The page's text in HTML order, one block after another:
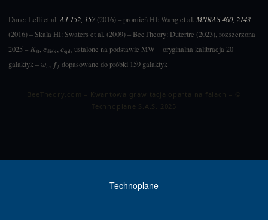
Dane: Lelli et al.AJ 152, 157(2016) – promień HI: Wang et al. MNRAS 460, 2143
(2016) – Skala HI: Swaters et al. (2009) – BeeTheory: Dutertre (2023), rozszerzona
2025 – K0,cdisk,csph ustalone na podstawie MW + oryginalna kalibracja 20
galaktyk –wc, f dopasowane do próbki 159 galaktyk
BeeTheory.com – Kwantowa grawitacja oparta na falach – ©
Technoplane S.A.S. 2025
Technoplane